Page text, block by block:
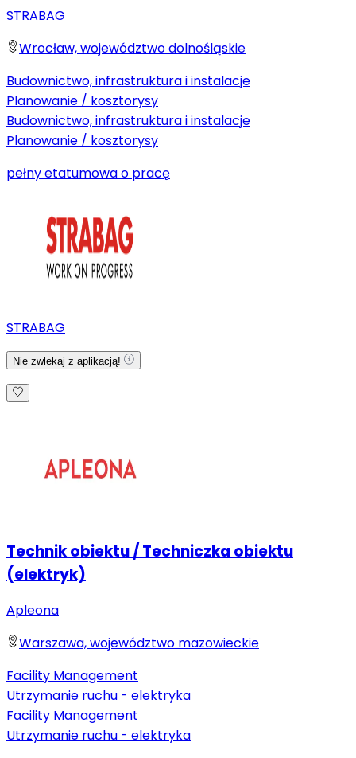
STRABAG
Wrocław, województwo dolnośląskie
Budownictwo, infrastruktura i instalacje
Planowanie / kosztorysy
Budownictwo, infrastruktura i instalacje
Planowanie / kosztorysy
pełny etatumowa o pracę
STRABAG
Nie zwlekaj z aplikacją!
Technik obiektu / Techniczka obiektu
(elektryk)
Apleona
Warszawa, województwo mazowieckie
Facility Management
Utrzymanie ruchu - elektryka
Facility Management
Utrzymanie ruchu - elektryka